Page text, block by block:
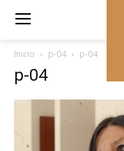
Inicio p-04 p-04
p-04